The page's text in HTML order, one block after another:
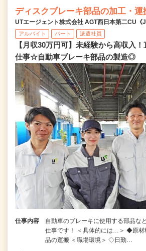
ディスクブレーキ部品の加工・運
UTエージェント株式会社 AGT西日本第二CU《
アルバイト パート 派遣社員
【月収30万円可】未経験から高収入
仕事☆自動車ブレーキ部品の製造◎
仕事内容
自動車のブレーキに使用する部品な
仕事です！ ＜具体的には…＞ ◆原
品の運搬 ＜職場環境＞ ◇日勤…